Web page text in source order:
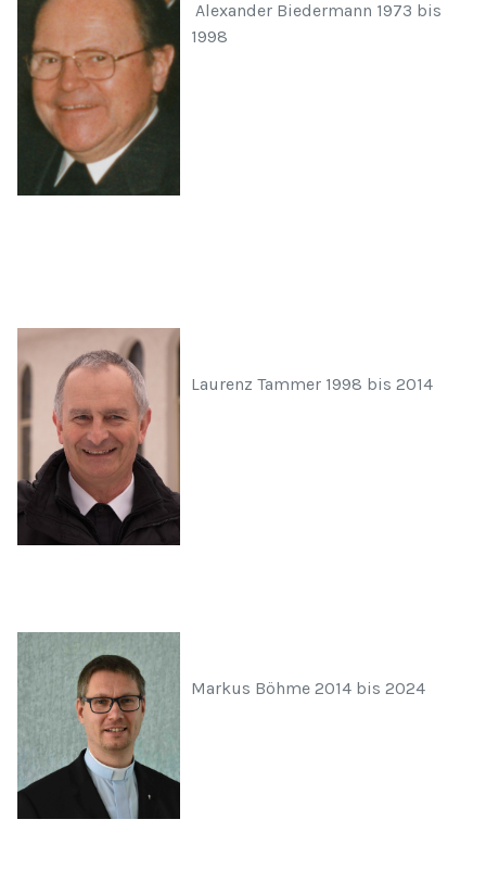
Alexander Biedermann 1973 bis
1998
Laurenz Tammer 1998 bis 2014
Markus Böhme 2014 bis 2024